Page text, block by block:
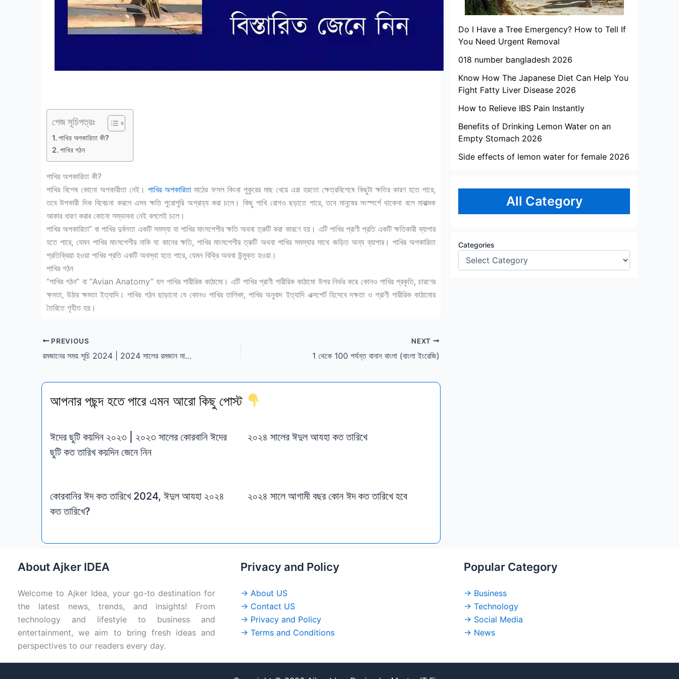
পেজ সূচিপত্রঃ
পাখির অপকারিতা কী?
পাখির গঠন
পাখির অপকারিতা কী?
পাখির বিশেষ কোনো অপকারীতা নেই।পাখির অপকারিতা মাঠের ফসল কিংবা পুকুরের মাছ খেয়ে এরা হয়তো ক্ষেত্রবিশেষে কিছুটা ক্ষতির কারণ হতে পারে,
তবে উপকারী দিক বিবেচনা করলে এসব ক্ষতি পুরোপুরি অগ্রাহ্য করা চলে। কিছু পাখি রোগও ছড়াতে পারে, তবে মানুষের সংস্পর্শে থাকেনা বলে মারাত্মক
আকার ধারণ করার কোনো সম্ভাবনা নেই বললেই চলে।
পাখির অপকারিতা” বা পাখির দুর্বলতা একটি সমস্যা যা পাখির মাংসপেশীর ক্ষতি অথবা ত্রুটি করা কারণে হয়। এটি পাখির প্রাণী প্রতি একটি ক্ষতিকারী ব্যাপার
হতে পারে, যেমন পাখির মাংসপেশীর নাকি যা কানের ক্ষতি, পাখির মাংসপেশীর ত্রুটি অথবা পাখির সমস্যার সাথে জড়িত অন্য ব্যাপার। পাখির অপকারিতা
প্রতিক্রিয়া হওয়া পাখির প্রতি একটি অবস্থা হতে পারে, যেমন বিক্রি অথবা উন্মুক্ত হওয়া।
পাখির গঠন
“পাখির গঠন” বা “Avian Anatomy” হল পাখির শারীরিক কাঠামো। এটি পাখির প্রাণী শারীরিক কাঠামো উপর নির্ভর করে কোনও পাখির প্রকৃতি, চারণের
ক্ষমতা, উঠার ক্ষমতা ইত্যাদি। পাখির গঠন ছাড়ানো যে কোনও পাখির তালিকা, পাখির অনুবাদ ইত্যাদি এক্সপের্ট হিসেবে দক্ষতা ও প্রাণী শারীরিক কাঠামোর
তৈরিতে গৃহীত হয়।
PREVIOUS
রমজানের সময় সূচি 2024 | 2024 সালের রমজান মাস | রমজানের ক্যালেন্ডার ২০২৪
NEXT
1 থেকে 100 পর্যন্ত বানান বাংলা (বাংলা ইংরেজি)
আপনার পছন্দ হতে পারে এমন আরো কিছু পোস্ট
ঈদের ছুটি কয়দিন ২০২৩ | ২০২৩ সালের কোরবানি ঈদের
ছুটি কত তারিখ কয়দিন জেনে নিন
২০২৪ সালের ঈদুল আযহা কত তারিখে
কোরবানির ঈদ কত তারিখে 2024, ঈদুল আযহা ২০২৪
কত তারিখে?
২০২৪ সালে আগামী বছর কোন ঈদ কত তারিখে হবে
Do I Have a Tree Emergency? How to Tell If
You Need Urgent Removal
018 number bangladesh 2026
Know How The Japanese Diet Can Help You
Fight Fatty Liver Disease 2026
How to Relieve IBS Pain Instantly
Benefits of Drinking Lemon Water on an
Empty Stomach 2026
Side effects of lemon water for female 2026
All Category
Categories
About Ajker IDEA
Welcome to Ajker Idea, your go-to destination for
the latest news, trends, and insights! From
technology and lifestyle to business and
entertainment, we aim to bring fresh ideas and
perspectives to our readers every day.
Privacy and Policy
→ About US
→ Contact US
→ Privacy and Policy
→ Terms and Conditions
Popular Category
→ Business
→ Technology
→ Social Media
→ News